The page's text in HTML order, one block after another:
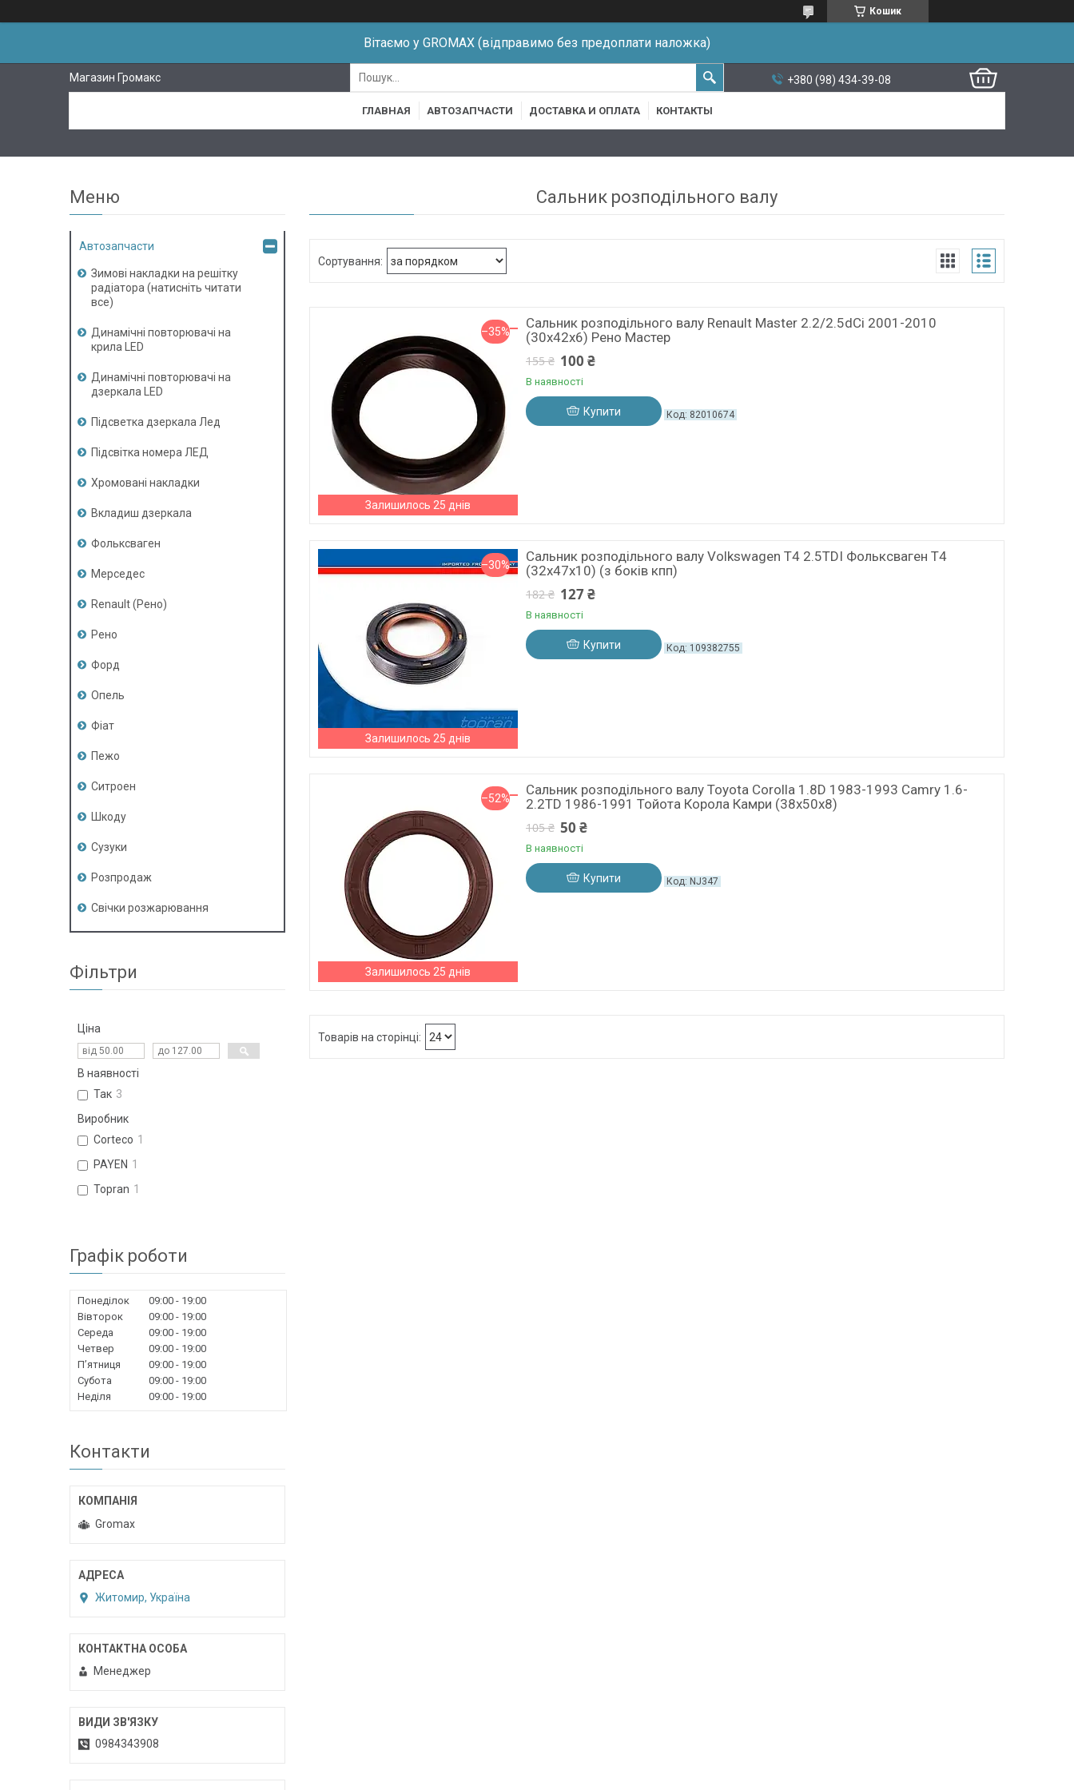
Кошик
Вітаємо у GROMAX (відправимо без предоплати наложка)
Магазин Громакс +380 (98) 434-39-08
ГЛАВНАЯ АВТОЗАПЧАСТИ ДОСТАВКА И ОПЛАТА КОНТАКТЫ
Сальник розподільного валу
–35%
Залишилось 25 днів
Сальник розподільного валу Renault Master 2.2/2.5dCi 2001-2010
(30x42x6) Рено Мастер
155 ₴ 100 ₴
В наявності
Купити 82010674
–30%
Залишилось 25 днів
Сальник розподільного валу Volkswagen T4 2.5TDI Фольксваген Т4
(32x47x10) (з боків кпп)
182 ₴ 127 ₴
В наявності
Купити 109382755
–52%
Залишилось 25 днів
Сальник розподільного валу Toyota Corolla 1.8D 1983-1993 Camry 1.6-
2.2TD 1986-1991 Тойота Корола Камри (38x50x8)
105 ₴ 50 ₴
В наявності
Купити NJ347
Автозапчасти
Зимові накладки на решітку
радіатора (натисніть читати
все)
Динамічні повторювачі на
крила LED
Динамічні повторювачі на
дзеркала LED
Підсветка дзеркала Лед
Підсвітка номера ЛЕД
Хромовані накладки
Вкладиш дзеркала
Фольксваген
Мерседес
Renault (Рено)
Рено
Форд
Опель
Фіат
Пежо
Ситроен
Шкоду
Сузуки
Розпродаж
Свічки розжарювання
Фільтри
Ціна
В наявності
Так 3
Виробник
Corteco 1
PAYEN 1
Topran 1
Графік роботи
Понеділок 09:00
19:00
Вівторок
09:00
19:00
Середа
09:00
19:00
Четвер
09:00
19:00
Пʼятниця
09:00
19:00
Субота
09:00
19:00
Неділя
09:00 19:00
Контакти
Gromax
Житомир, Україна
Менеджер
0984343908